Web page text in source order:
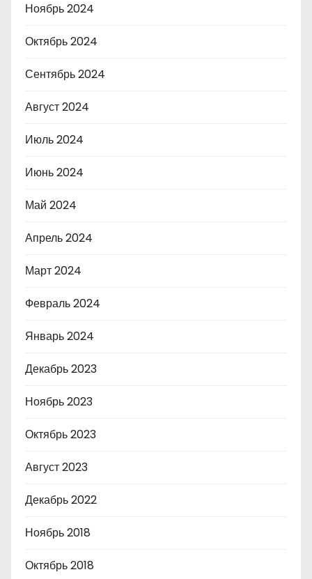
Ноябрь 2024
Октябрь 2024
Сентябрь 2024
Август 2024
Июль 2024
Июнь 2024
Май 2024
Апрель 2024
Март 2024
Февраль 2024
Январь 2024
Декабрь 2023
Ноябрь 2023
Октябрь 2023
Август 2023
Декабрь 2022
Ноябрь 2018
Октябрь 2018